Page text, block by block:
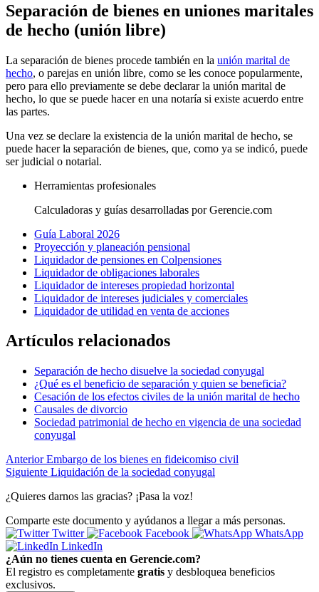
Separación de bienes en uniones maritales
de hecho (unión libre)
La separación de bienes procede también en la unión marital de
hecho, o parejas en unión libre, como se les conoce popularmente,
pero para ello previamente se debe declarar la unión marital de
hecho, lo que se puede hacer en una notaría si existe acuerdo entre
las partes.
Una vez se declare la existencia de la unión marital de hecho, se
puede hacer la separación de bienes, que, como ya se indicó, puede
ser judicial o notarial.
Herramientas profesionales
Calculadoras y guías desarrolladas por Gerencie.com
Guía Laboral 2026
Proyección y planeación pensional
Liquidador de pensiones en Colpensiones
Liquidador de obligaciones laborales
Liquidador de intereses propiedad horizontal
Liquidador de intereses judiciales y comerciales
Liquidador de utilidad en venta de acciones
Artículos relacionados
Separación de hecho disuelve la sociedad conyugal
¿Qué es el beneficio de separación y quien se beneficia?
Cesación de los efectos civiles de la unión marital de hecho
Causales de divorcio
Sociedad patrimonial de hecho en vigencia de una sociedad
conyugal
Anterior Embargo de los bienes en fideicomiso civil
Siguiente Liquidación de la sociedad conyugal
¿Quieres darnos las gracias? ¡Pasa la voz!
Comparte este documento y ayúdanos a llegar a más personas.
Twitter
Facebook
WhatsApp
LinkedIn
¿Aún no tienes cuenta en Gerencie.com?
El registro es completamente gratis y desbloquea beneficios
exclusivos.